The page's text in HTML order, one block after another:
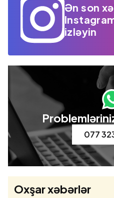
Ən son
izləyin
077
Oxşar xəbərlər